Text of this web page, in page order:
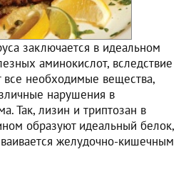
заключается в идеальном
аминокислот, вследствие
все необходимые вещества,
нарушения в
Так, лизин и триптозан в
образуют идеальный белок,
желудочно-кишечным